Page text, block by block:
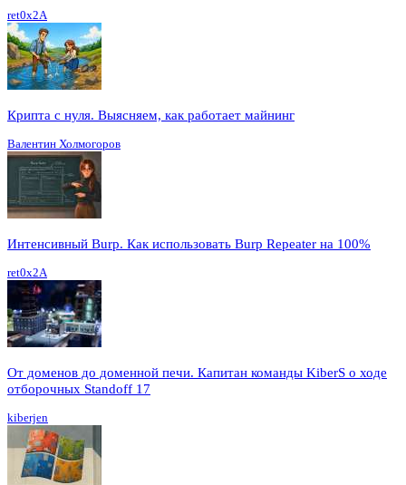
ret0x2A
Крипта с нуля. Выясняем, как работает майнинг
Валентин Холмогоров
Интенсивный Burp. Как использовать Burp Repeater на 100%
ret0x2A
От доменов до доменной печи. Капитан команды KiberS о ходе
отборочных Standoff 17
kiberjen